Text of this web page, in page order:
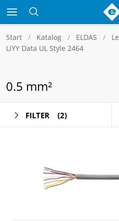
Start Katalog ELDAS
LiYY Data UL Style 2464
0.5 mm²
FILTER (2)